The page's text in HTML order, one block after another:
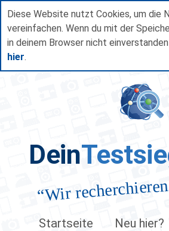
Diese Website nutzt Cookies, um die
vereinfachen. Wenn du mit der
in deinem Browser nicht
hier.
Dein
“Wir
Startseite Neu hier?